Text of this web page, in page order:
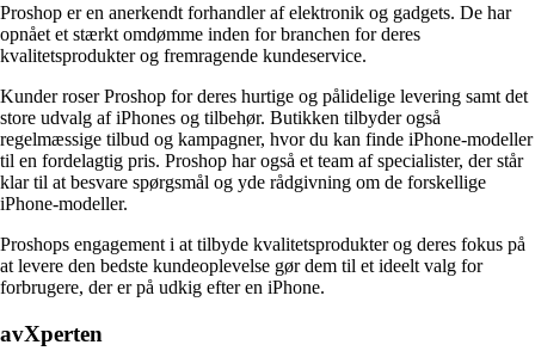
Proshop er en anerkendt forhandler af elektronik og gadgets. De har
opnået et stærkt omdømme inden for branchen for deres
kvalitetsprodukter og fremragende kundeservice.
Kunder roser Proshop for deres hurtige og pålidelige levering samt det
store udvalg af iPhones og tilbehør. Butikken tilbyder også
regelmæssige tilbud og kampagner, hvor du kan finde iPhone-modeller
til en fordelagtig pris. Proshop har også et team af specialister, der står
klar til at besvare spørgsmål og yde rådgivning om de forskellige
iPhone-modeller.
Proshops engagement i at tilbyde kvalitetsprodukter og deres fokus på
at levere den bedste kundeoplevelse gør dem til et ideelt valg for
forbrugere, der er på udkig efter en iPhone.
avXperten